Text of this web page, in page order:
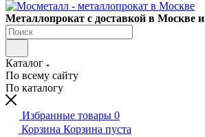
Металлопрокат с доставкой в Москве и
Каталог
По всему сайту
По каталогу
Избранные товары 0
Корзина Корзина пуста